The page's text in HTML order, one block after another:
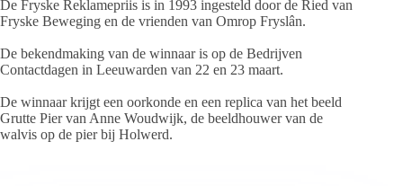
De Fryske Reklamepriis is in 1993 ingesteld door de Ried van
Fryske Beweging en de vrienden van Omrop Fryslân.
De bekendmaking van de winnaar is op de Bedrijven
Contactdagen in Leeuwarden van 22 en 23 maart.
De winnaar krijgt een oorkonde en een replica van het beeld
Grutte Pier van Anne Woudwijk, de beeldhouwer van de
walvis op de pier bij Holwerd.